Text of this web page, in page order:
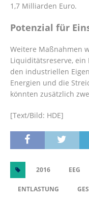
1,7 Milliarden Euro.
Potenzial für
Weitere Maßnahmen
Liquiditätsreserve,
den industriellen
Energien und die
könnten zusätzlich
[Text/Bild: HDE]
2016 EEG
ENTLASTUNG